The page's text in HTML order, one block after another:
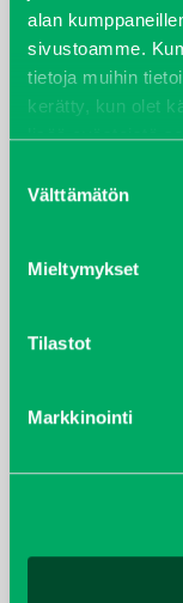
alan
sivustoamme.
tietoja muihin
kerätty, kun olet
lisää evästeistä
valinta
Välttämätön
Mieltymykset
Tilastot
Markkinointi
joulukuu 2022
huhtikuu 2022
helmikuu
joulukuu 2021
lokakuu 2021
huhtikuu 2019